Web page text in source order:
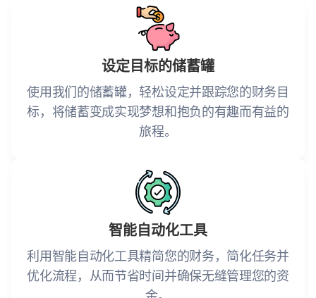
设定目标的储蓄罐
使用我们的储蓄罐，轻松设定并跟踪您的财务目
标，将储蓄变成实现梦想和抱负的有趣而有益的
旅程。
智能自动化工具
利用智能自动化工具精简您的财务，简化任务并
优化流程，从而节省时间并确保无缝管理您的资